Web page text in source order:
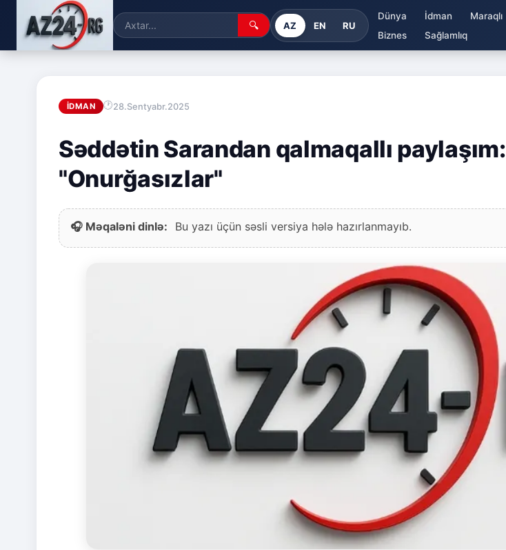
🔍 AZ EN RU
Dünya İdman Maraqlı
Biznes
Sağlamlıq
İDMAN 28.Sentyabr.2025
Səddətin Sarandan qalmaqallı paylaşım:
"Onurğasızlar"
🎧 Məqaləni dinlə: Bu yazı üçün səsli versiya hələ hazırlanmayıb.